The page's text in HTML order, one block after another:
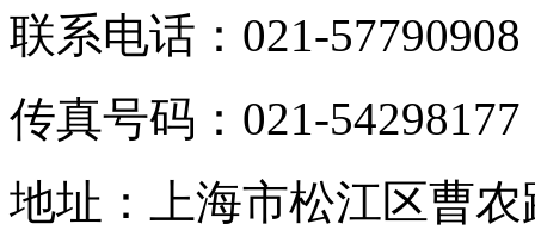
联系电话：021-57790908
传真号码：021-54298177
地址：上海市松江区曹农